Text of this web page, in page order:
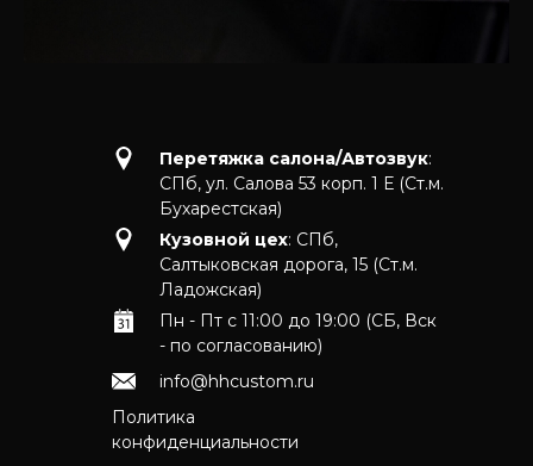
Пн - Пт с 11:00 до 19:00 (СБ, Вск
- по согласованию)
info@hhcustom.ru
Перетяжка салона/Автозвук:
СПб, ул. Салова 53 корп. 1 Е (Ст.м.
Бухарестская)
Кузовной цех: СПб,
Салтыковская дорога, 15 (Ст.м.
Ладожская)
Политика
конфиденциальности